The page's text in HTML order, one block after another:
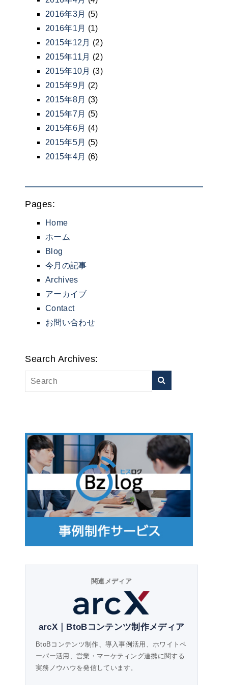
2016年3月 (5)
2016年1月 (1)
2015年12月 (2)
2015年11月 (2)
2015年10月 (3)
2015年9月 (2)
2015年8月 (3)
2015年7月 (5)
2015年6月 (4)
2015年5月 (5)
2015年4月 (6)
Pages:
Home
ホーム
Blog
今月の記事
Archives
アーカイブ
Contact
お問い合わせ
Search Archives:
関連メディア
arcX｜BtoBコンテンツ制作メディア
BtoBコンテンツ制作、導入事例活用、ホワイトペ
ーパー活用、営業・マーケティング連携に関する
実務ノウハウを発信しています。